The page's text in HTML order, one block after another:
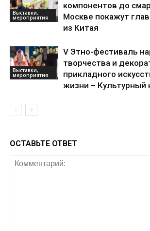
Выставки,
мероприятия
компонентов до
Москве покажут
из Китая
Выставки,
мероприятия
V Этно-фестиваль
творчества и
прикладного
жизни – Культурный
ОСТАВЬТЕ ОТВЕТ